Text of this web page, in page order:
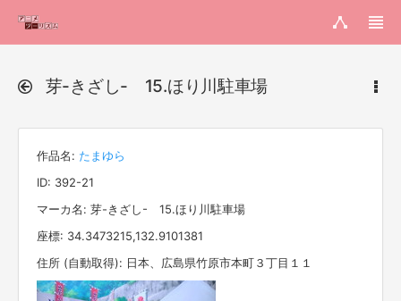
芽-きざし- 15.ほり川駐車場
作品名: たまゆら
ID: 392-21
マーカ名: 芽-きざし- 15.ほり川駐車場
座標: 34.3473215,132.9101381
住所 (自動取得): 日本、広島県竹原市本町３丁目１１